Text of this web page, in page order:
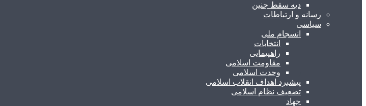
دیه سقط جنین
رسانه و ارتباطات
سیاسی
انسجام ملی
انتخابات
راهپیمایی
مقاومت اسلامی
وحدت اسلامی
پیشبرد اهداف انقلاب اسلامی
تضعیف نظام اسلامی
جهاد